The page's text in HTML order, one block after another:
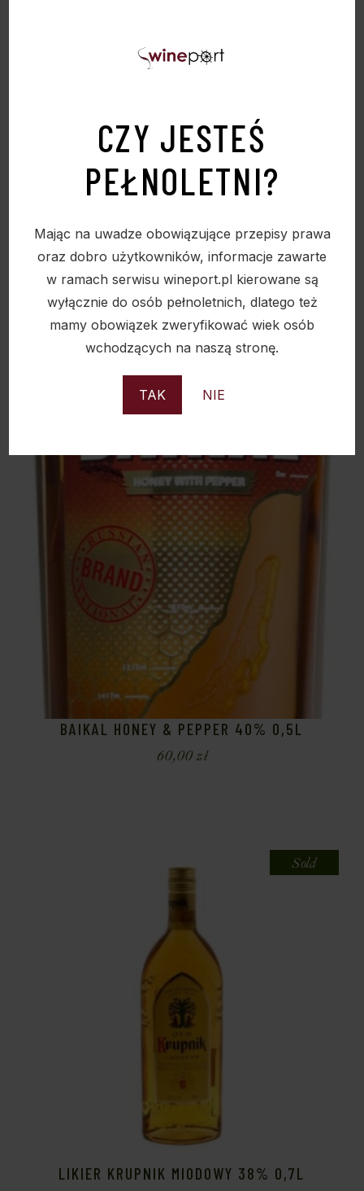
CZY JESTEŚ
PEŁNOLETNI?
Mając na uwadze obowiązujące przepisy prawa
oraz dobro użytkowników, informacje zawarte
w ramach serwisu wineport.pl kierowane są
wyłącznie do osób pełnoletnich, dlatego też
mamy obowiązek zweryfikować wiek osób
wchodzących na naszą stronę.
TAK NIE
LEGEND OF KREMLIN KSIĄŻKA ZŁOTA 0,7
40%
265,00zł
BAIKAL HONEY & PEPPER 40% 0,5L
60,00zł
Sold
LIKIER KRUPNIK MIODOWY 38% 0,7L